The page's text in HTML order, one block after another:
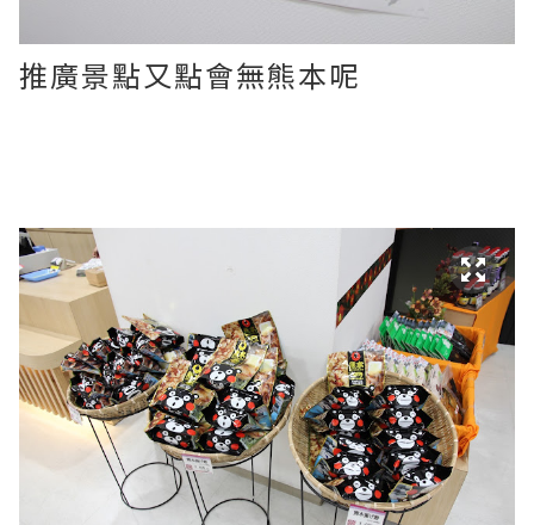
推廣景點又點會無熊本呢